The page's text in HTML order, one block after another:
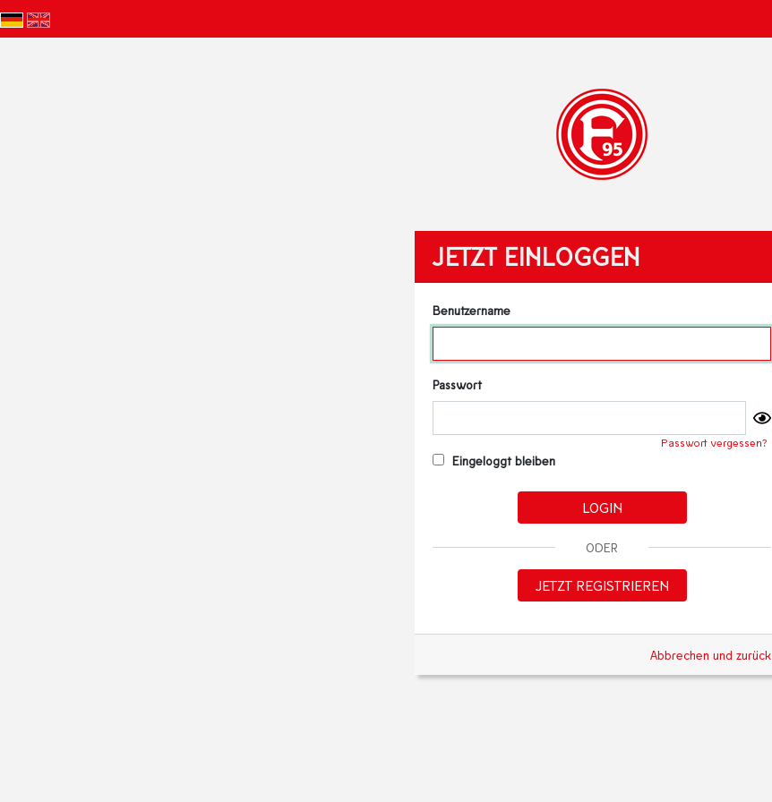
JETZT EINLOGGEN
Benutzername
Passwort
Passwort vergessen?
Eingeloggt bleiben
LOGIN
ODER
JETZT REGISTRIEREN
Abbrechen und zurück